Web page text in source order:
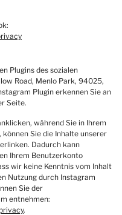
Plugins des sozialen
Road, Menlo Park, 94025,
Plugin erkennen Sie an
Seite.
während Sie in Ihrem
Sie die Inhalte unserer
Dadurch kann
Ihrem Benutzerkonto
wir keine Kenntnis vom Inhalt
Nutzung durch Instagram
Sie der
entnehmen:
.